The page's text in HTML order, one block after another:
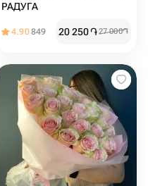
РАДУГА
4.90849 20 250֏27 000֏